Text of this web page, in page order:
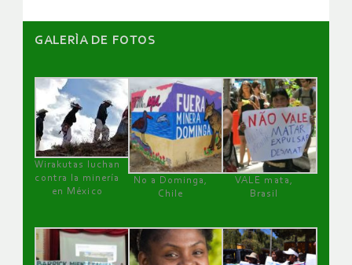
GALERÌA DE FOTOS
Wirakutas luchan
contra la minería
en México
No a Dominga,
Chile
VALE mata,
Brasil